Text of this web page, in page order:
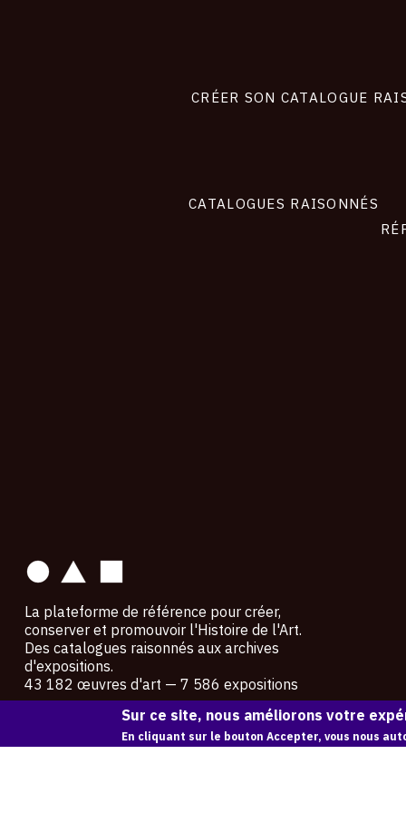
CRÉER SON CATALOGUE
CATALOGUES RAISONNÉS
La plateforme de référence pour créer,
conserver et promouvoir l'Histoire de l'Art.
Des catalogues raisonnés aux archives
d'expositions.
43 182 œuvres d'art — 7 586 expositions
Copyright © OAM 2026. Tous droits réservés.
Sur ce site, nous améliorons votre
En cliquant sur le bouton Accepter, vous nous